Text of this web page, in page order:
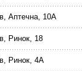
Аптечна, 10А
Ринок, 18
Ринок, 4А